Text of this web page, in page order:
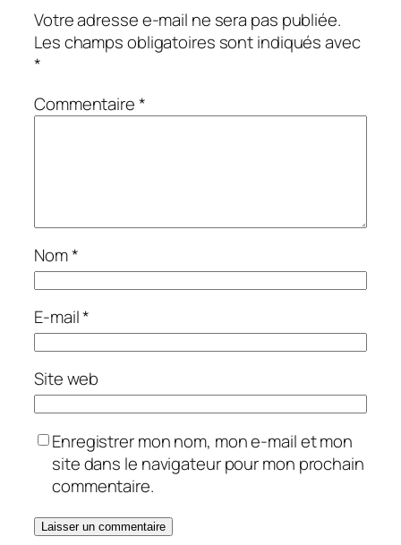
Votre adresse e-mail ne sera pas publiée.
Les champs obligatoires sont indiqués avec
*
Commentaire*
Nom*
E-mail*
Site web
Enregistrer mon nom, mon e-mail et mon
site dans le navigateur pour mon prochain
commentaire.